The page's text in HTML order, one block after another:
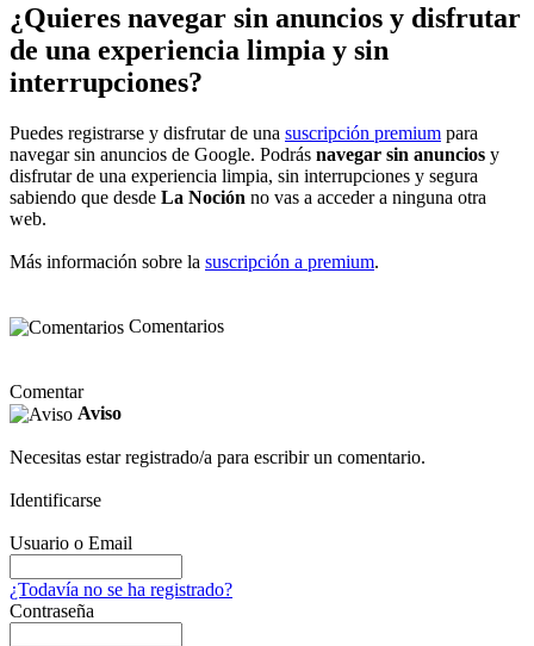
¿Quieres navegar sin anuncios y disfrutar
de una experiencia limpia y sin
interrupciones?
Puedes registrarse y disfrutar de una suscripción premium para
navegar sin anuncios de Google. Podrás navegar sin anuncios y
disfrutar de una experiencia limpia, sin interrupciones y segura
sabiendo que desde La Noción no vas a acceder a ninguna otra
web.
Más información sobre la suscripción a premium.
Comentarios
Comentar
Aviso
Necesitas estar registrado/a para escribir un comentario.
Identificarse
Usuario o Email
¿Todavía no se ha registrado?
Contraseña